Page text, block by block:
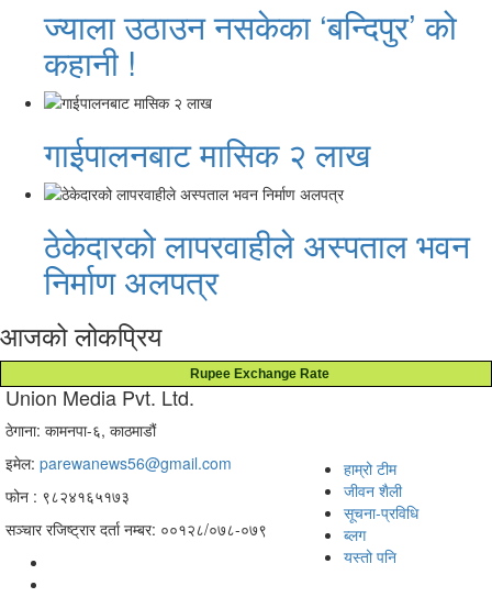
ज्याला उठाउन नसकेका ‘बन्दिपुर’ को
कहानी !
गाईपालनबाट मासिक २ लाख
ठेकेदारको लापरवाहीले अस्पताल भवन
निर्माण अलपत्र
आजको लोकप्रिय
Rupee Exchange Rate
Union Media Pvt. Ltd.
ठेगाना: कामनपा-६, काठमाडौं
इमेल: parewanews56@gmail.com
फोन : ९८२४१६५१७३
सञ्चार रजिष्ट्रार दर्ता नम्बर: ००१२८/०७८-०७९
हाम्रो टीम
जीवन शैली
सूचना-प्रविधि
ब्लग
यस्तो पनि